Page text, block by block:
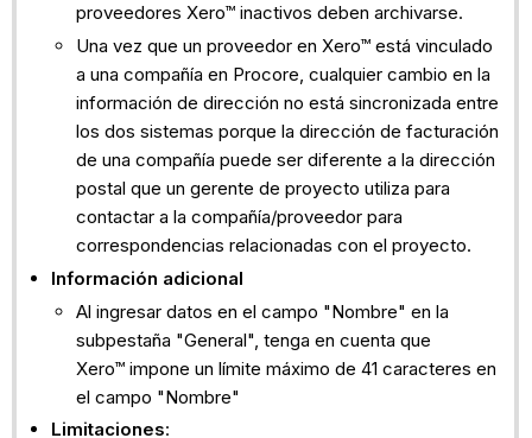
proveedores Xero™ inactivos deben archivarse.
Una vez que un proveedor en Xero™ está vinculado
a una compañía en Procore, cualquier cambio en la
información de dirección no está sincronizada entre
los dos sistemas porque la dirección de facturación
de una compañía puede ser diferente a la dirección
postal que un gerente de proyecto utiliza para
contactar a la compañía/proveedor para
correspondencias relacionadas con el proyecto.
Información adicional
Al ingresar datos en el campo "Nombre" en la
subpestaña "General", tenga en cuenta que
Xero™ impone un límite máximo de 41 caracteres en
el campo "Nombre"
Limitaciones: